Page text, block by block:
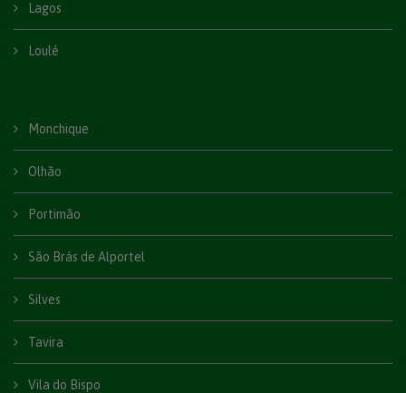
Lagos
Loulé
Monchique
Olhão
Portimão
São Brás de Alportel
Silves
Tavira
Vila do Bispo